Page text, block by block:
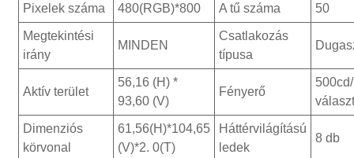
Pixelek száma 480(RGB)*800 A tű száma 50
Megtekintési
irány
MINDEN
Csatlakozás
típusa
Aktív terület
56,16 (H) *
93,60 (V)
Fényerő
Dimenziós
körvonal
61,56(H)*104,65
(V)*2. 0(T)
Háttérvilágítású
ledek
8 db